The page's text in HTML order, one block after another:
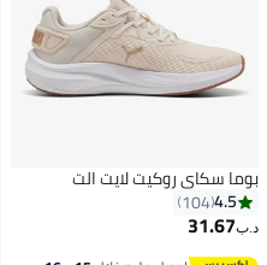
بوما سكاي روكيت لايت الت
4.5
104
د.ب‏ 31.67